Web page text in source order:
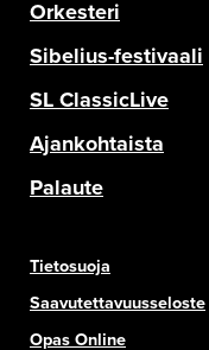
Orkesteri
Sibelius-festivaali
SL ClassicLive
Ajankohtaista
Palaute
Tietosuoja
Saavutettavuusseloste
Opas Online